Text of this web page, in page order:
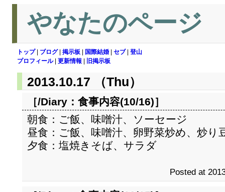
やなたのページ
トップ| ブログ| 掲示板 国際結婚 セブ| 登山
プロフィール| 更新情報 旧掲示板
2013.10.17 （Thu）
［/Diary： 食事内容(10/16)］
朝食：ご飯、味噌汁、ソーセージ
昼食：ご飯、味噌汁、卵野菜炒め、炒り
夕食：塩焼きそば、サラダ
Posted at